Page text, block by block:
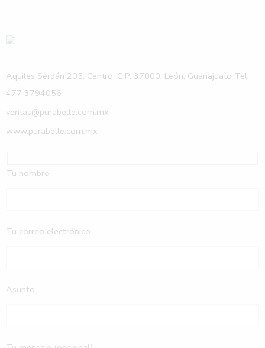
Aquiles Serdán 205, Centro, C.P. 37000, León, Guanajuato Tel.
477 3794056
ventas@purabelle.com.mx
www.purabelle.com.mx
Tu nombre
Tu correo electrónico
Asunto